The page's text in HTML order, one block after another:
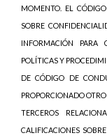
MOMENTO. EL
SOBRE
INFORMACIÓN PARA
POLÍTICAS Y
DE CÓDIGO DE
PROPORCIONADO
TERCEROS
CALIFICACIONES